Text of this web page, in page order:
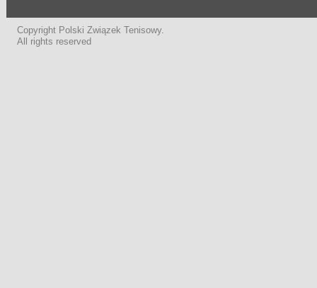
Copyright Polski Związek Tenisowy.
All rights reserved